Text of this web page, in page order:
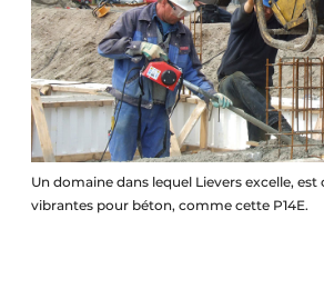
Un domaine dans lequel Lievers excelle, est
vibrantes pour béton, comme cette P14E.